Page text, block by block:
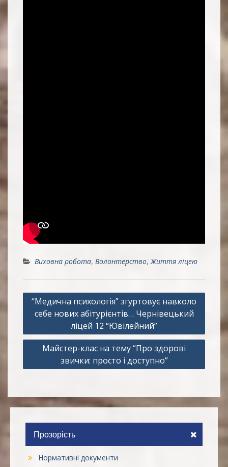
Виховна робота, Волонтерство,Життя ліцею
Навігація
записів
“Медична психологія” згуртовує навколо
себе нових абітурієнтів… Чернівецький
ліцей 12 “Ювілейний”
Майстер-клас на тему “Про здорові
звички: просто і доступно”
Прозорість
Нормативні документи